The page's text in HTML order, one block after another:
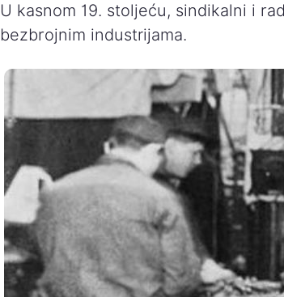
U kasnom 19. stoljeću, sindikalni i
bezbrojnim industrijama.